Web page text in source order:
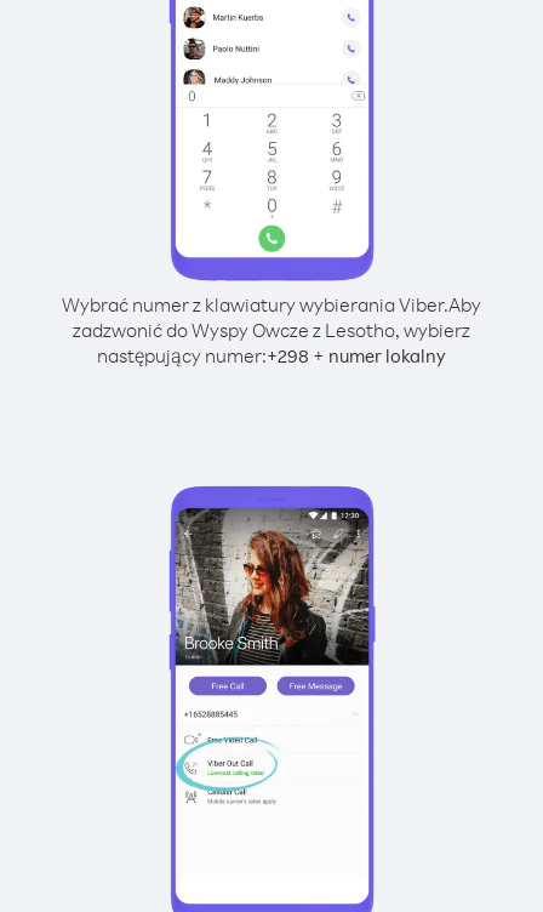
Wybrać numer z klawiatury wybierania Viber.Aby
zadzwonić do Wyspy Owcze z Lesotho, wybierz
następujący numer:+298 + numer lokalny